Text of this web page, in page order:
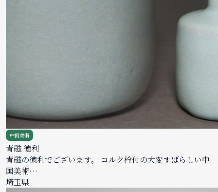
中国美術
青磁 徳利
青磁の徳利でございます。 コルク栓付の大変すばらしい中
国美術…
埼玉県